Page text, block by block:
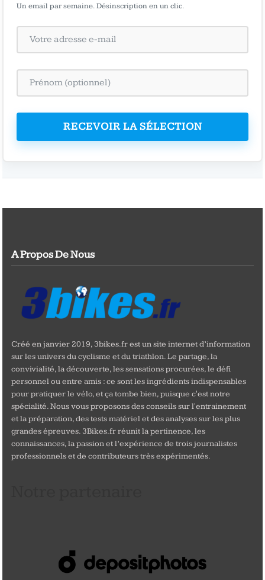
Un email par semaine. Désinscription en un clic.
RECEVOIR LA SÉLECTION
A Propos De Nous
Créé en janvier 2019, 3bikes.fr est un site internet d’information
sur les univers du cyclisme et du triathlon. Le partage, la
convivialité, la découverte, les sensations procurées, le défi
personnel ou entre amis : ce sont les ingrédients indispensables
pour pratiquer le vélo, et ça tombe bien, puisque c'est notre
spécialité. Nous vous proposons des conseils sur l'entrainement
et la préparation, des tests matériel et des analyses sur les plus
grandes épreuves. 3Bikes.fr réunit la pertinence, les
connaissances, la passion et l’expérience de trois journalistes
professionnels et de contributeurs très expérimentés.